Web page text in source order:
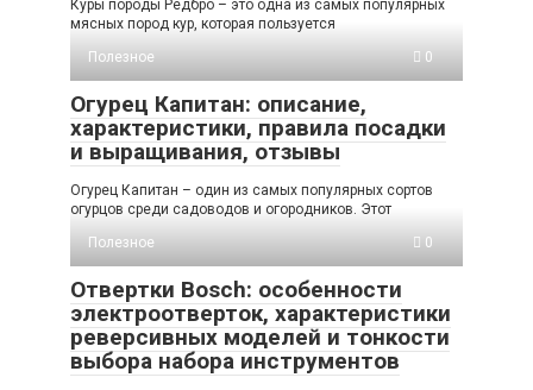
Куры породы Редбро – это одна из самых популярных
мясных пород кур, которая пользуется
Полезное
0
Огурец Капитан: описание,
характеристики, правила посадки
и выращивания, отзывы
Огурец Капитан – один из самых популярных сортов
огурцов среди садоводов и огородников. Этот
Полезное
0
Отвертки Bosch: особенности
электроотверток, характеристики
реверсивных моделей и тонкости
выбора набора инструментов